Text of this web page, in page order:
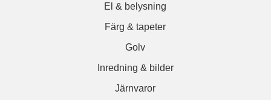
El & belysning
Färg & tapeter
Golv
Inredning & bilder
Järnvaror